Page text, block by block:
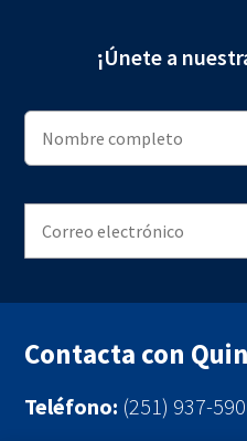
¡Únete a
Contacta con
Teléfono: (251) 937-